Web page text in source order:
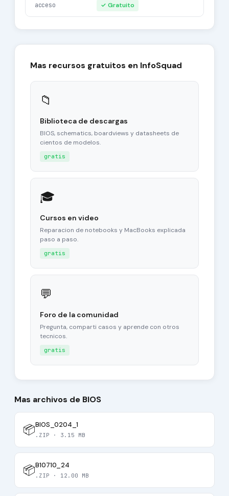
acceso ✓ Gratuito
Mas recursos gratuitos en InfoSquad
📁
Biblioteca de descargas
BIOS, schematics, boardviews y datasheets de
cientos de modelos.
gratis
🎓
Cursos en video
Reparacion de notebooks y MacBooks explicada
paso a paso.
gratis
💬
Foro de la comunidad
Pregunta, comparti casos y aprende con otros
tecnicos.
gratis
Mas archivos de BIOS
📦BIOS_0204_1
.ZIP · 3.15 MB
📦B10710_24
.ZIP · 12.00 MB